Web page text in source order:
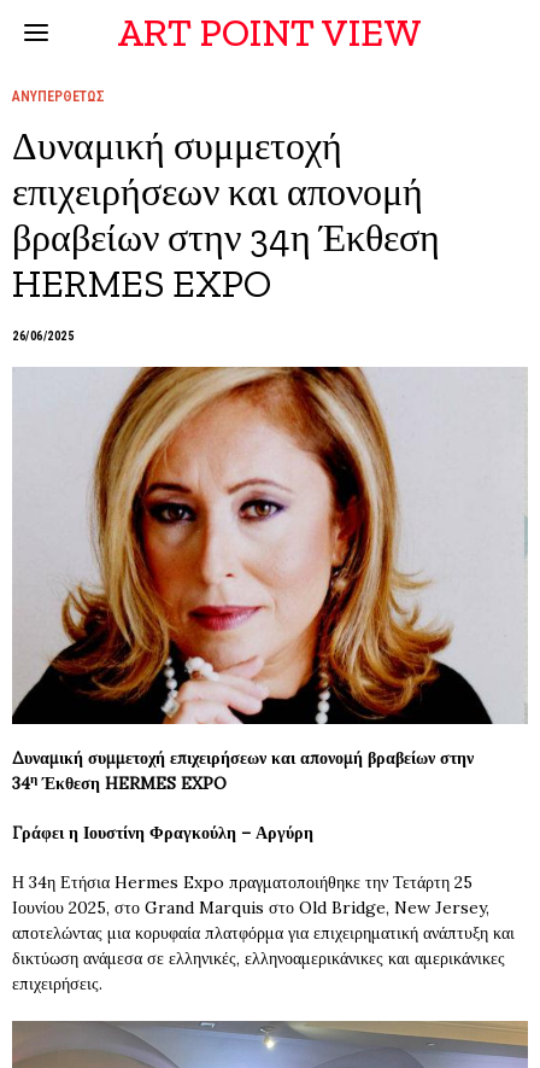
ART POINT VIEW
ΑΝΥΠΕΡΘΕΤΩΣ
Δυναμική συμμετοχή
επιχειρήσεων και απονομή
βραβείων στην 34η Έκθεση
HERMES EXPO
26/06/2025
Δυναμική συμμετοχή επιχειρήσεων και απονομή βραβείων στην
34η Έκθεση HERMES EXPO
Γράφει η Ιουστίνη Φραγκούλη – Αργύρη
Η 34η Ετήσια Hermes Expo πραγματοποιήθηκε την Τετάρτη 25
Ιουνίου 2025, στο Grand Marquis στο Old Bridge, New Jersey,
αποτελώντας μια κορυφαία πλατφόρμα για επιχειρηματική ανάπτυξη και
δικτύωση ανάμεσα σε ελληνικές, ελληνοαμερικάνικες και αμερικάνικες
επιχειρήσεις.